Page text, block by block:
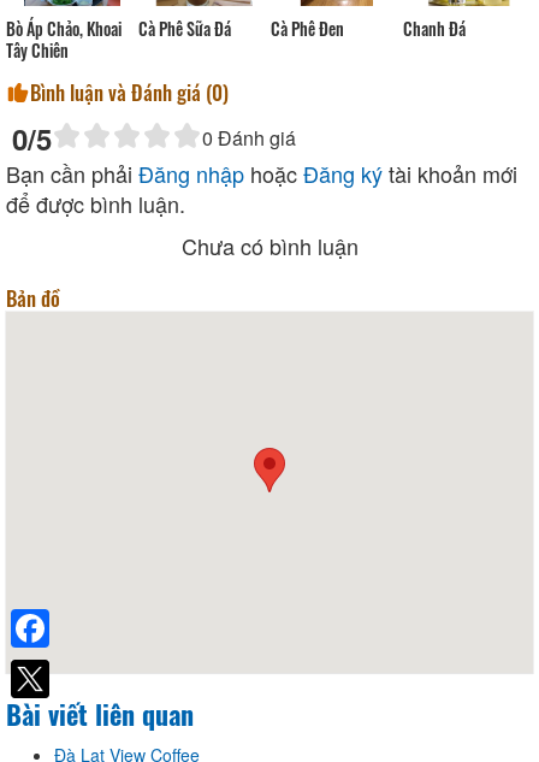
Bò Áp Chảo, Khoai
Tây Chiên
Cà Phê Sữa Đá Cà Phê Đen Chanh Đá
Bình luận và Đánh giá (0)
0/5 0 Đánh giá
Bạn cần phải Đăng nhập hoặcĐăng kýtài khoản mới
để được bình luận.
Chưa có bình luận
Bản đồ
Bài viết liên quan
Đà Lạt View Coffee
Facebook